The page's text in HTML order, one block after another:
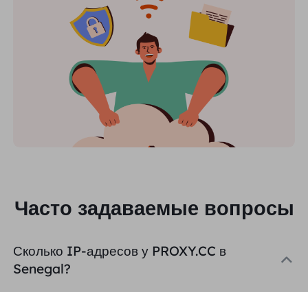
Часто задаваемые вопросы
Сколько IP-адресов у PROXY.CC в
Senegal?